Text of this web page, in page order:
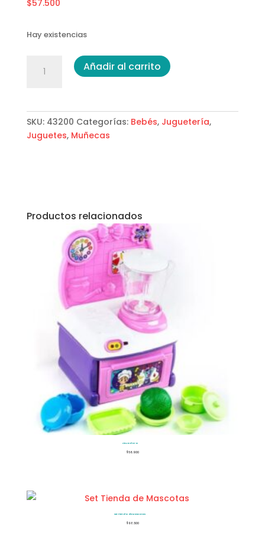
$57.500
Hay existencias
Goloso
Añadir al carrito
SKU: 43200 Categorías: Bebés, Juguetería,
Juguetes, Muñecas
Productos relacionados
Licuadora
$56.900
Set Tienda de Mascotas
$98.500